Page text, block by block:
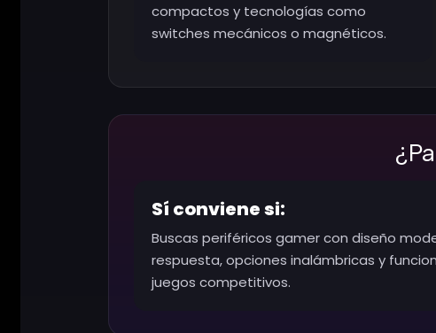
compactos y tecnologías como
switches mecánicos o magnéticos.
Sí conviene si:
Buscas periféricos gamer con diseño
respuesta, opciones inalámbricas y
juegos competitivos.